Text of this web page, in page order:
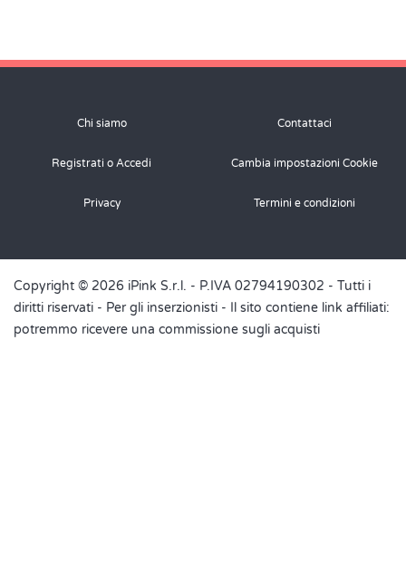
Chi siamo Contattaci
Registrati o Accedi Cambia impostazioni Cookie
Privacy Termini e condizioni
Copyright © 2026 iPink S.r.l. - P.IVA 02794190302 - Tutti i
diritti riservati - Per gli inserzionisti - Il sito contiene link affiliati:
potremmo ricevere una commissione sugli acquisti